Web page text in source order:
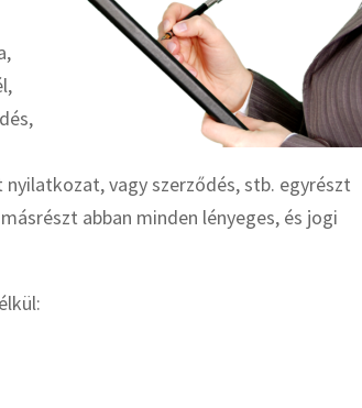
vagy szerződés, stb. egyrészt
abban minden lényeges, és jogi